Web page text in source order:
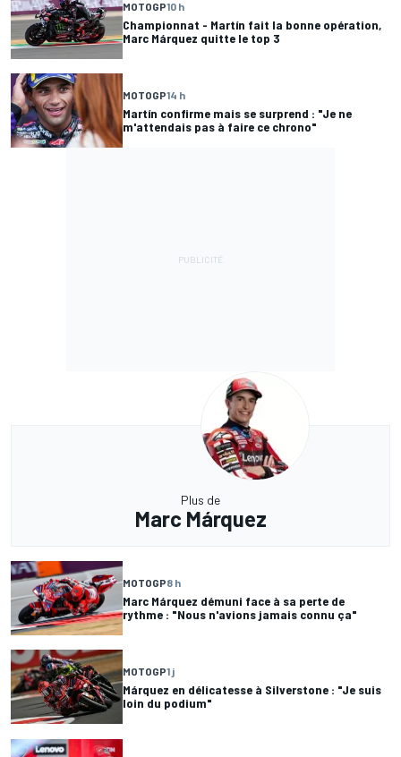
MOTOGP10 h
Championnat - Martín fait la bonne opération,
Marc Márquez quitte le top 3
MOTOGP14 h
Martín confirme mais se surprend : "Je ne
m'attendais pas à faire ce chrono"
Plus de
Marc Márquez
MOTOGP8 h
Marc Márquez démuni face à sa perte de
rythme : "Nous n'avions jamais connu ça"
MOTOGP1 j
Márquez en délicatesse à Silverstone : "Je suis
loin du podium"